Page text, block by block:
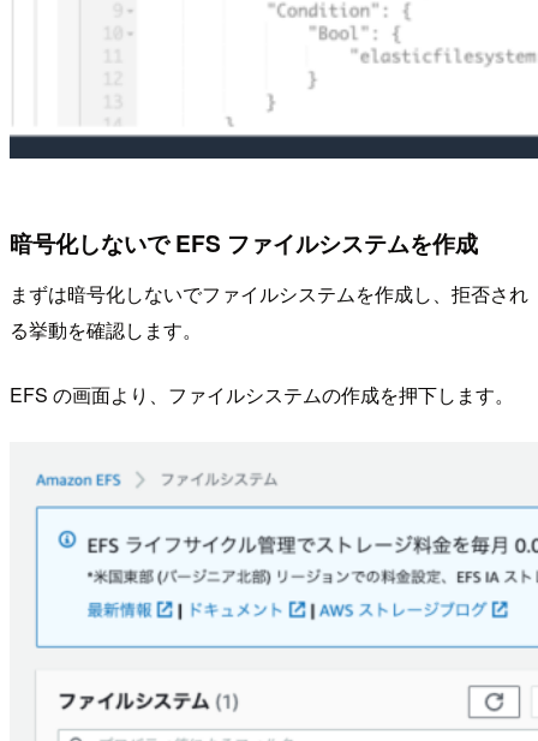
暗号化しないで EFS ファイルシステムを作成
まずは暗号化しないでファイルシステムを作成し、拒否され
る挙動を確認します。
EFS の画面より、ファイルシステムの作成を押下します。